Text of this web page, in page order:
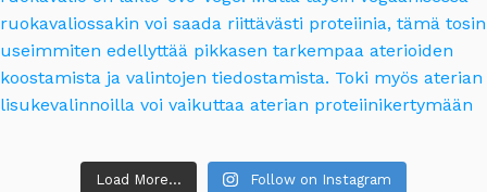
Load More... Follow on Instagram